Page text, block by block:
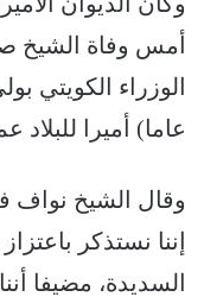
أمس وفاة الشيخ
عاما) أميرا للبلاد
وقال الشيخ نواف
إننا نستذكر
السديدة، مضيفا